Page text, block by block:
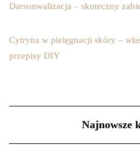
Darsonwalizacja – skuteczny
Cytryna w pielęgnacji skóry –
przepisy DIY
Najnowsze